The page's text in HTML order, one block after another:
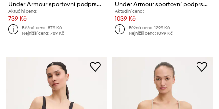
Under Armour sportovní podprsenka Crossback Low
Aktuální cena:
739 Kč
Běžná cena:879 Kč
Nejnižší cena:789 Kč
Under Armour sportovní podprsenka Open Back
Aktuální cena:
1039 Kč
Běžná cena:1299 Kč
Nejnižší cena:1099 Kč